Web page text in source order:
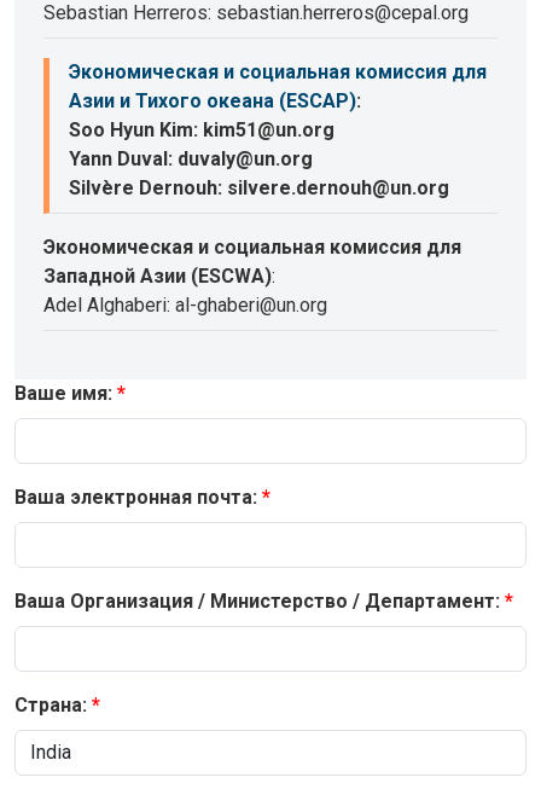
Sebastian Herreros: sebastian.herreros@cepal.org
Экономическая и социальная комиссия для
Азии и Тихого океана (ESCAP):
Soo Hyun Kim: kim51@un.org
Yann Duval: duvaly@un.org
Silvère Dernouh: silvere.dernouh@un.org
Экономическая и социальная комиссия для
Западной Азии (ESCWA):
Adel Alghaberi: al-ghaberi@un.org
Ваше имя:
Ваша электронная почта:
Ваша Организация / Министерство / Департамент:
Страна: